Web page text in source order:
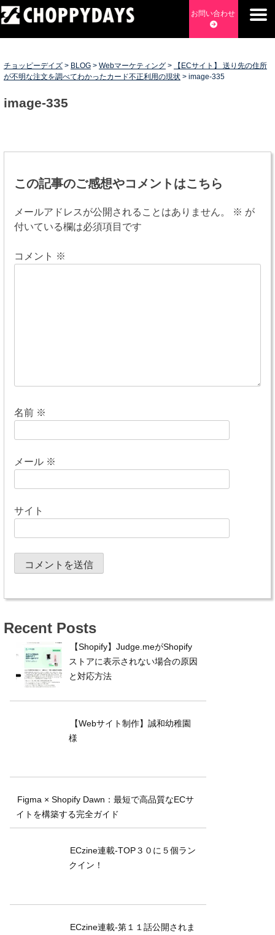
Skip
to
content
支援・ECサイト立ち上げ・Webマーケティング・SEO・ホー
ムページ制作・Web開発・アプリ開発・コーチング チョッピ
お問い合わせ
チョッピーデイズ > BLOG > Webマーケティング >
【ECサイト】 送り先の住所
が不明な注文を調べてわかったカード不正利用の現状 > image-335
image-335
稿
ビ
ゲ
この記事のご感想やコメントはこちら
メールアドレスが公開されることはありません。 ※ が
付いている欄は必須項目です
コメント ※
名前 ※
メール ※
サイト
Recent Posts
【Shopify】Judge.meがShopify
ストアに表示されない場合の原因
と対応方法
【Webサイト制作】誠和幼稚園
様
Figma × Shopify Dawn：最短で高品質なECサ
イトを構築する完全ガイド
ECzine連載-TOP３０に５個ラン
クイン！
ECzine連載-第１１話公開されま